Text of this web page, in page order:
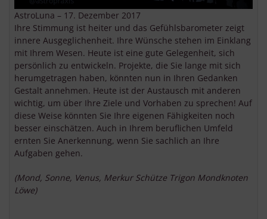
AstroLuna – 17. Dezember 2017
Ihre Stimmung ist heiter und das Gefühlsbarometer zeigt
innere Ausgeglichenheit. Ihre Wünsche stehen im Einklang
mit Ihrem Wesen. Heute ist eine gute Gelegenheit, sich
persönlich zu entwickeln. Projekte, die Sie lange mit sich
herumgetragen haben, könnten nun in Ihren Gedanken
Gestalt annehmen. Heute ist der Austausch mit anderen
wichtig, um über Ihre Ziele und Vorhaben zu sprechen! Auf
diese Weise könnten Sie Ihre eigenen Fähigkeiten noch
besser einschätzen. Auch in Ihrem beruflichen Umfeld
ernten Sie Anerkennung, wenn Sie sachlich an Ihre
Aufgaben gehen.
(Mond, Sonne, Venus, Merkur Schütze Trigon Mondknoten
Löwe)